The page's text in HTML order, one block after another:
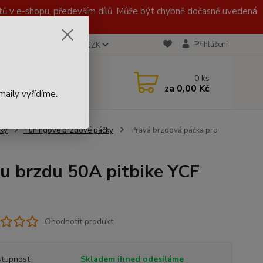
v e-shopu, především dílů. Může být chybně dočasně uvedená
CZK Přihlášení
0 ks
za 0,00 Kč
Tuningové brzdové páčky Pravá brzdová páčka pro
brzdu 50A pitbike YCF
Ohodnotit produkt
Skladem ihned odesíláme
vyřídíme.